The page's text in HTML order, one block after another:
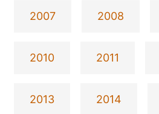
2007 2008
2010 2011
2013 2014